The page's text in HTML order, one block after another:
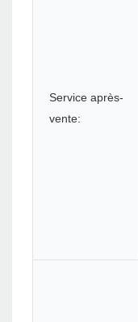
Service après-
vente: